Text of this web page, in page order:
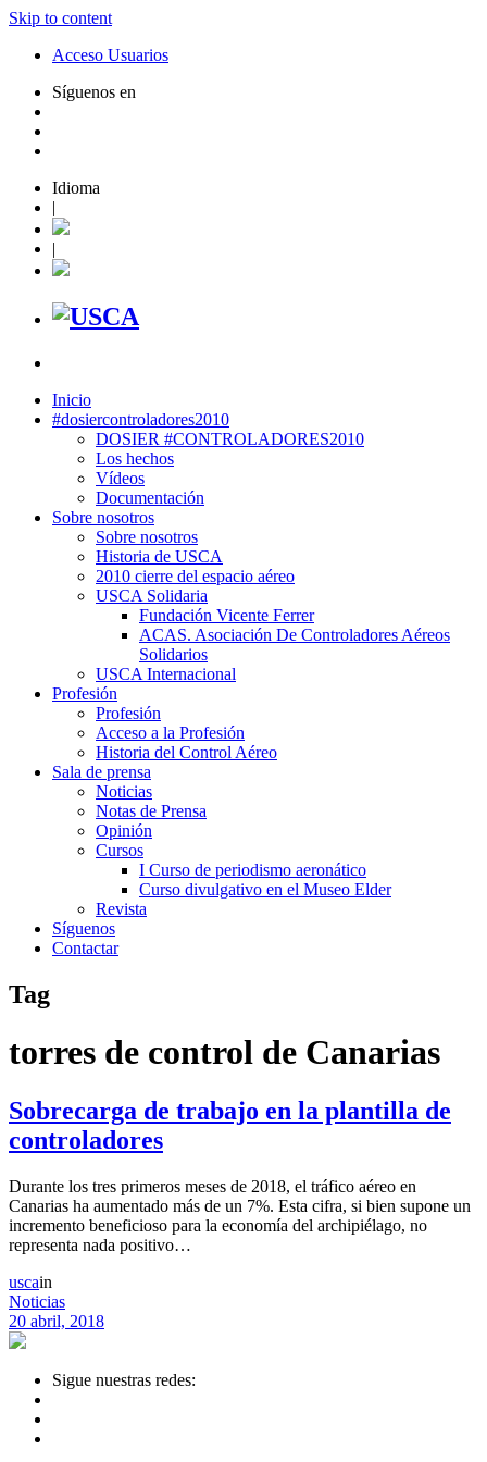
Skip to content
Acceso Usuarios
Síguenos en
Idioma
|
|
Inicio
#dosiercontroladores2010
DOSIER #CONTROLADORES2010
Los hechos
Vídeos
Documentación
Sobre nosotros
Sobre nosotros
Historia de USCA
2010 cierre del espacio aéreo
USCA Solidaria
Fundación Vicente Ferrer
ACAS. Asociación De Controladores Aéreos
Solidarios
USCA Internacional
Profesión
Profesión
Acceso a la Profesión
Historia del Control Aéreo
Sala de prensa
Noticias
Notas de Prensa
Opinión
Cursos
I Curso de periodismo aeronático
Curso divulgativo en el Museo Elder
Revista
Síguenos
Contactar
Tag
torres de control de Canarias
Sobrecarga de trabajo en la plantilla de
controladores
Durante los tres primeros meses de 2018, el tráfico aéreo en
Canarias ha aumentado más de un 7%. Esta cifra, si bien supone un
incremento beneficioso para la economía del archipiélago, no
representa nada positivo…
uscain
Noticias
20 abril, 2018
Sigue nuestras redes: